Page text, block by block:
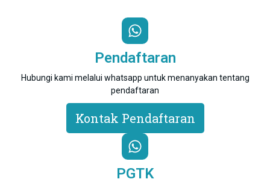
Pendaftaran
Hubungi kami melalui whatsapp untuk menanyakan tentang
pendaftaran
Kontak Pendaftaran
PGTK